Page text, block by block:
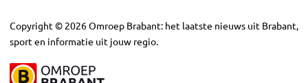
Copyright © 2026Omroep Brabant: het laatste nieuws uit Brabant,
sport en informatie uit jouw regio.